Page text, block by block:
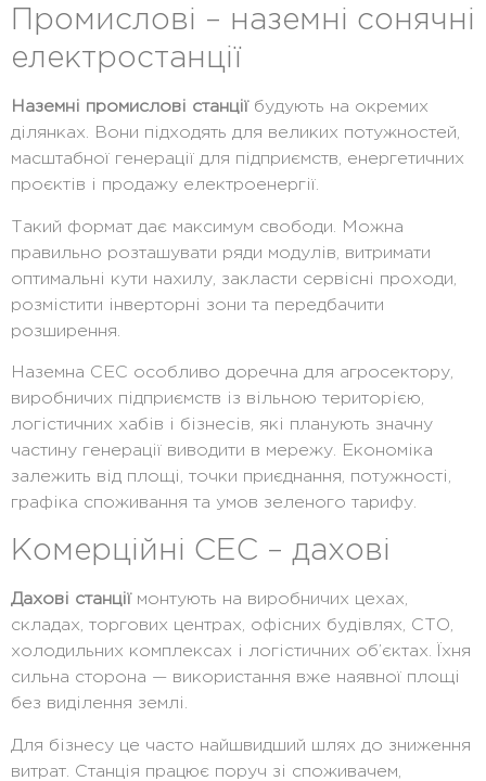
Промислові – наземні сонячні
електростанції
Наземні промислові станціїбудують на окремих
ділянках. Вони підходять для великих потужностей,
масштабної генерації для підприємств, енергетичних
проєктів і продажу електроенергії.
Такий формат дає максимум свободи. Можна
правильно розташувати ряди модулів, витримати
оптимальні кути нахилу, закласти сервісні проходи,
розмістити інверторні зони та передбачити
розширення.
Наземна СЕС особливо доречна для агросектору,
виробничих підприємств із вільною територією,
логістичних хабів і бізнесів, які планують значну
частину генерації виводити в мережу. Економіка
залежить від площі, точки приєднання, потужності,
графіка споживання та умов зеленого тарифу.
Комерційні СЕС – дахові
Дахові станціїмонтують на виробничих цехах,
складах, торгових центрах, офісних будівлях, СТО,
холодильних комплексах і логістичних об’єктах. Їхня
сильна сторона — використання вже наявної площі
без виділення землі.
Для бізнесу це часто найшвидший шлях до зниження
витрат. Станція працює поруч зі споживачем,